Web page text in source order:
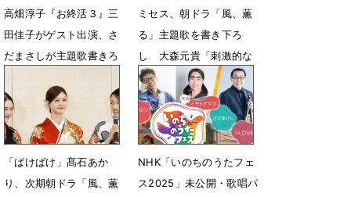
高畑淳子『お終活３』三
田佳子がゲスト出演、さ
だまさしが主題歌書きろ
し
4月4日 21時00分
ミセス、朝ドラ「風、薫
る」主題歌を書き下ろ
し 大森元貴「刺激的な
経験でした」
2月10日 12時20分
「ばけばけ」髙石あか
り、次期朝ドラ「風、薫
NHK「いのちのうたフェ
ス2025」未公開・歌唱パ